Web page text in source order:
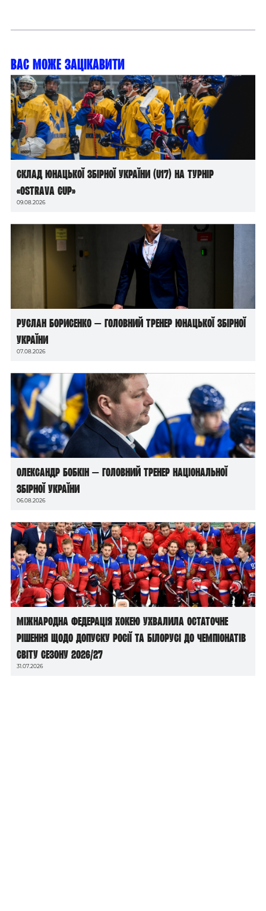
Вас може зацікавити
Склад юнацької збірної України (U17) на турнір
«Ostrava Cup»
09.08.2026
Руслан Борисенко — головний тренер юнацької збірної
України
07.08.2026
Олександр Бобкін — головний тренер національної
збірної України
06.08.2026
Міжнародна федерація хокею ухвалила остаточне
рішення щодо допуску росії та білорусі до чемпіонатів
світу сезону 2026/27
31.07.2026